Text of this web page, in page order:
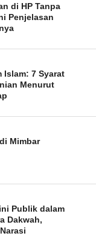
di HP Tanpa
Penjelasan
Islam: 7 Syarat
Menurut
Mimbar
Publik dalam
Dakwah,